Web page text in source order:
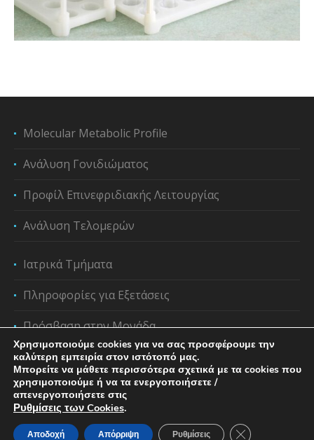
Molecular Metabolic Profile
Ανάλυση Γονιδιώματος
Προφίλ Επινεφριδιακής Λειτουργίας
Ανάλυση Τελομερών
Ιατρικά Τμήματα
Πληροφορίες για Εξετάσεις
Πρόσβαση στην Μονάδα
Χρησιμοποιούμε cookies για να σας προσφέρουμε την
καλύτερη εμπειρία στον ιστότοπό μας.
Μπορείτε να μάθετε περισσότερα σχετικά με τα cookies που
χρησιμοποιούμε ή να τα ενεργοποιήσετε /
απενεργοποιήσετε στις
Ρυθμίσεις των Cookies.
Αποδοχή Απόρριψη Ρυθμίσεις Κλείσιμο του